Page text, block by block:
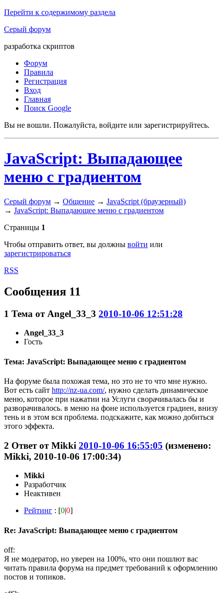
Перейти к содержимому раздела
Серый форум
разработка скриптов
Форум
Правила
Регистрация
Вход
Главная
Поиск Google
Вы не вошли. Пожалуйста, войдите или зарегистрируйтесь.
JavaScript: Выпадающее
меню с градиентом
Серый форум → Общение → JavaScript (браузерный)
→ JavaScript: Выпадающее меню с градиентом
Страницы 1
Чтобы отправить ответ, вы должны войти или
зарегистрироваться
RSS
Сообщения 11
1 Тема от Angel_33_3 2010-10-06 12:51:28
Angel_33_3
Гость
Тема: JavaScript: Выпадающее меню с градиентом
На форуме была похожая тема, но это не то что мне нужно.
Вот есть сайт http://nz-ua.com/, нужно сделать динамическое
меню, которое при нажатии на Услуги сворачивалась бы и
разворачивалось. в меню на фоне используется градиен, внизу
тень и в этом вся проблема. подскажите, как можно добиться
этого эффекта.
2 Ответ отMikki 2010-10-06 16:55:05 (изменено:
Mikki, 2010-10-06 17:00:34)
Mikki
Разработчик
Неактивен
Рейтинг : [0|0]
Re: JavaScript: Выпадающее меню с градиентом
off:
Я не модератор, но уверен на 100%, что они пошлют вас
читать правила форума на предмет требований к оформлению
постов и топиков.